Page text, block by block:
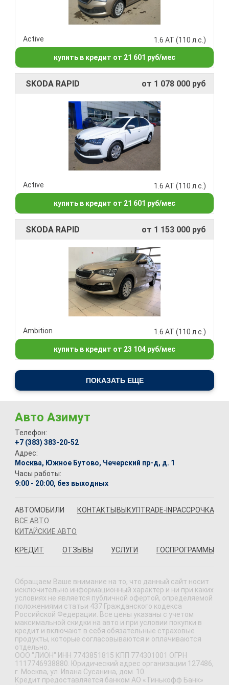
Active 1.6 AT (110 л.с.)
купить в кредит от 21 601 руб/мес
SKODA RAPID от 1 078 000 руб
Active 1.6 AT (110 л.с.)
купить в кредит от 21 601 руб/мес
SKODA RAPID от 1 153 000 руб
Ambition 1.6 AT (110 л.с.)
купить в кредит от 23 104 руб/мес
ПОКАЗАТЬ ЕЩЕ
Авто Азимут
Телефон:
+7 (383) 383-20-52
Адрес:
Москва, Южное Бутово, Чечерский пр-д, д. 1
Часы работы:
9:00 - 20:00, без выходных
АВТОМОБИЛИ
ВСЕ АВТО
КИТАЙСКИЕ АВТО
КОНТАКТЫ ВЫКУПTRADE-IN РАССРОЧКА
КРЕДИТ ОТЗЫВЫ УСЛУГИ ГОСПРОГРАММЫ
Обращаем Ваше внимание на то, что данный сайт носит
исключительно информационный характер и ни при каких
условиях не является публичной офертой, определяемой
положениями статьи 437 Гражданского кодекса
Российской Федерации. Все цены указаны с учетом
максимальной скидки на авто и при условии покупки в
кредит и включают в себя обязательные страховые
продукты, которые согласовываются и оплачиваются
отдельно.
ООО "ЛИОН" ИНН 7743851815 КПП 774301001 ОГРН
1117746938880. Юридический адрес организации 127486,
г. Москва, ул. Ивана Сусанина, дом. 10.
Кредит предоставляется банком АО «Тинькофф Банк»